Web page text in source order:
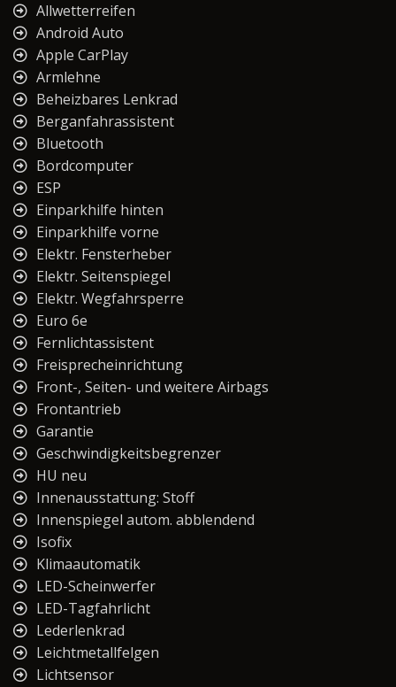
Allwetterreifen
Android Auto
Apple CarPlay
Armlehne
Beheizbares Lenkrad
Berganfahrassistent
Bluetooth
Bordcomputer
ESP
Einparkhilfe hinten
Einparkhilfe vorne
Elektr. Fensterheber
Elektr. Seitenspiegel
Elektr. Wegfahrsperre
Euro 6e
Fernlichtassistent
Freisprecheinrichtung
Front-, Seiten- und weitere Airbags
Frontantrieb
Garantie
Geschwindigkeitsbegrenzer
HU neu
Innenausstattung: Stoff
Innenspiegel autom. abblendend
Isofix
Klimaautomatik
LED-Scheinwerfer
LED-Tagfahrlicht
Lederlenkrad
Leichtmetallfelgen
Lichtsensor